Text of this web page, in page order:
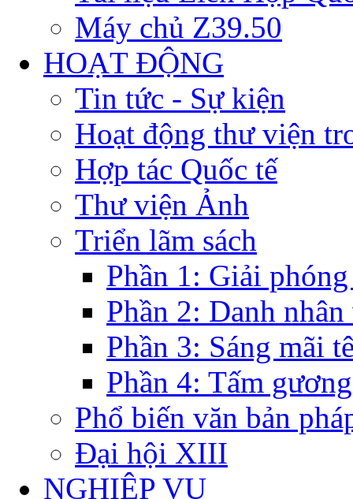
Máy chủ Z39.50
HOẠT ĐỘNG
Tin tức - Sự kiện
Hoạt động thư viện
Hợp tác Quốc tế
Thư viện Ảnh
Triển lãm sách
Phần 1: Giải
Phần 2: Danh nhân
Phần 3: Sáng mãi
Phần 4: Tấm
Phổ biến văn bản
Đại hội XIII
NGHIỆP VỤ